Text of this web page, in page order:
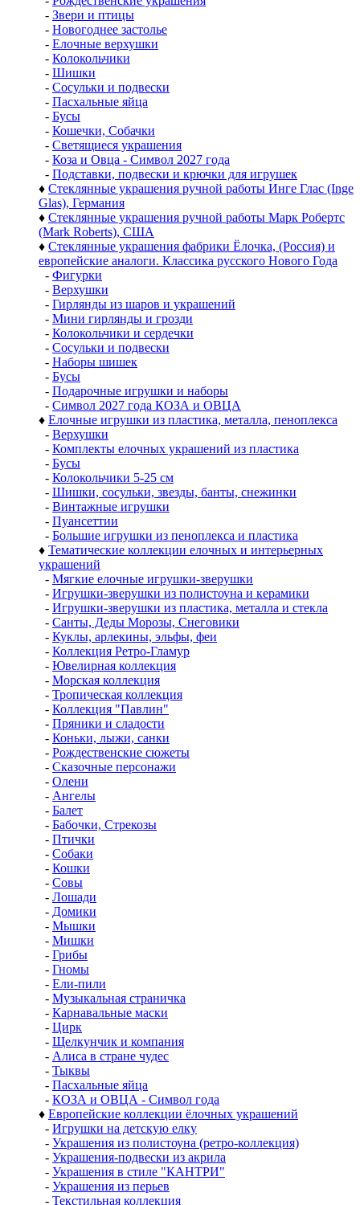
- Звери и птицы
- Новогоднее застолье
- Елочные верхушки
- Колокольчики
- Шишки
- Сосульки и подвески
- Пасхальные яйца
- Бусы
- Кошечки, Собачки
- Светящиеся украшения
- Коза и Овца - Символ 2027 года
- Подставки, подвески и крючки для игрушек
♦ Стеклянные украшения ручной работы Инге Глас (Inge
Glas), Германия
♦ Стеклянные украшения ручной работы Марк Робертс
(Mark Roberts), США
♦ Стеклянные украшения фабрики Ёлочка, (Россия) и
европейские аналоги. Классика русского Нового Года
- Фигурки
- Верхушки
- Гирлянды из шаров и украшений
- Мини гирлянды и грозди
- Колокольчики и сердечки
- Сосульки и подвески
- Наборы шишек
- Бусы
- Подарочные игрушки и наборы
- Символ 2027 года КОЗА и ОВЦА
♦ Елочные игрушки из пластика, металла, пеноплекса
- Верхушки
- Комплекты елочных украшений из пластика
- Бусы
- Колокольчики 5-25 см
- Шишки, сосульки, звезды, банты, снежинки
- Винтажные игрушки
- Пуансеттии
- Большие игрушки из пеноплекса и пластика
♦ Тематические коллекции елочных и интерьерных
украшений
- Мягкие елочные игрушки-зверушки
- Игрушки-зверушки из полистоуна и керамики
- Игрушки-зверушки из пластика, металла и стекла
- Санты, Деды Морозы, Снеговики
- Куклы, арлекины, эльфы, феи
- Коллекция Ретро-Гламур
- Ювелирная коллекция
- Морская коллекция
- Тропическая коллекция
- Коллекция "Павлин"
- Пряники и сладости
- Коньки, лыжи, санки
- Рождественские сюжеты
- Сказочные персонажи
- Олени
- Ангелы
- Балет
- Бабочки, Стрекозы
- Птички
- Собаки
- Кошки
- Совы
- Лошади
- Домики
- Мышки
- Мишки
- Грибы
- Гномы
- Ели-пили
- Музыкальная страничка
- Карнавальные маски
- Цирк
- Щелкунчик и компания
- Алиса в стране чудес
- Тыквы
- Пасхальные яйца
- КОЗА и ОВЦА - Символ года
♦ Европейские коллекции ёлочных украшений
- Игрушки на детскую елку
- Украшения из полистоуна (ретро-коллекция)
- Украшения-подвески из акрила
- Украшения в стиле "КАНТРИ"
- Украшения из перьев
- Текстильная коллекция